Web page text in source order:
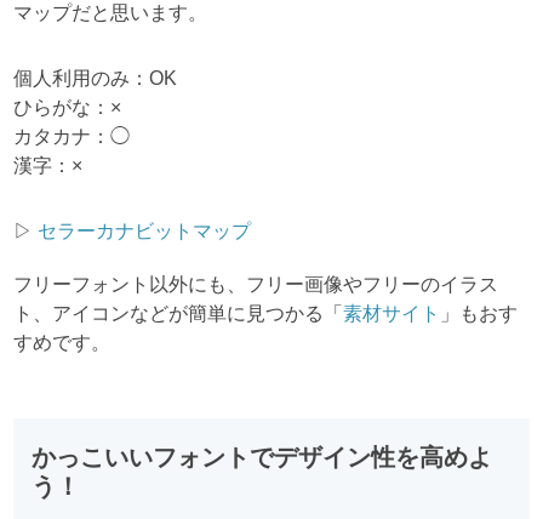
マップだと思います。
個人利用のみ：OK
ひらがな：×
カタカナ：◯
漢字：×
▷ セラーカナビットマップ
フリーフォント以外にも、フリー画像やフリーのイラス
ト、アイコンなどが簡単に見つかる「素材サイト 」もおす
すめです。
かっこいいフォントでデザイン性を高めよ
う！